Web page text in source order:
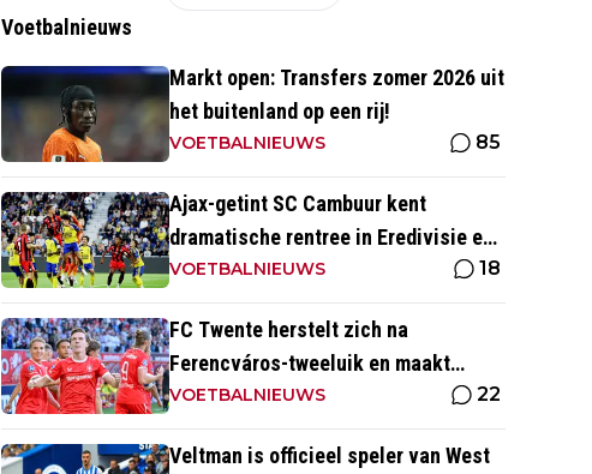
Voetbalnieuws
Markt open: Transfers zomer 2026 uit
het buitenland op een rij!
VOETBALNIEUWS 85
Ajax-getint SC Cambuur kent
dramatische rentree in Eredivisie en
krijgt pak slaag in eigen huis
VOETBALNIEUWS 18
FC Twente herstelt zich na
Ferencváros-tweeluik en maakt
gehakt van Slowaakse opponent
VOETBALNIEUWS 22
Veltman is officieel speler van West